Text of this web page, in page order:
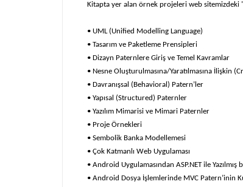
Kitapta yer alan örnek projeleri web
• UML (Unified Modelling Language)
• Tasarım ve Paketleme Prensipleri
• Dizayn Paternlere Giriş ve Temel Kavramlar
• Nesne Oluşturulmasına/Yaratılmasına İlişkin
• Davranışsal (Behavioral) Patern’ler
• Yapısal (Structured) Paternler
• Yazılım Mimarisi ve Mimari Paternler
• Proje Örnekleri
• Sembolik Banka Modellemesi
• Çok Katmanlı Web Uygulaması
• Android Uygulamasından ASP.NET ile
• Android Dosya İşlemlerinde MVC Patern’inin